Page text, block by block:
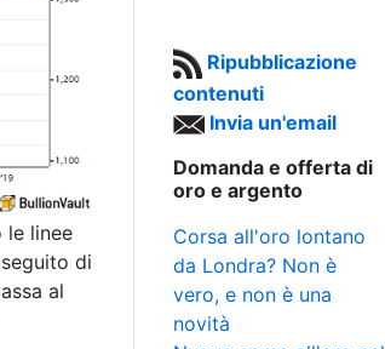
le linee
di
al
Ripubblicazione
contenuti
Invia un'email
Domanda e offerta di
oro e argento
Corsa all'oro lontano
da Londra? Non è
vero, e non è una
novità